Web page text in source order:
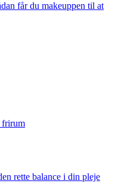
får du makeuppen til at
frirum
rette balance i din pleje